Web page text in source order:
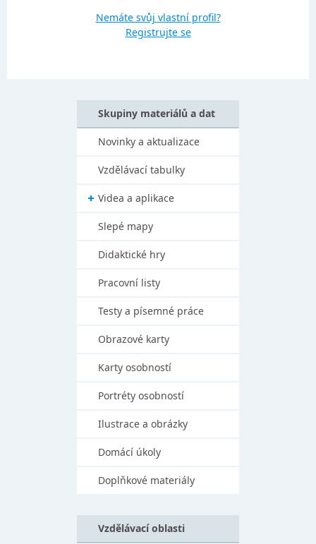
Nemáte svůj vlastní profil?
Registrujte se
Skupiny materiálů a dat
Novinky a aktualizace
Vzdělávací tabulky
Videa a aplikace
Slepé mapy
Didaktické hry
Pracovní listy
Testy a písemné práce
Obrazové karty
Karty osobností
Portréty osobností
Ilustrace a obrázky
Domácí úkoly
Doplňkové materiály
Vzdělávací oblasti